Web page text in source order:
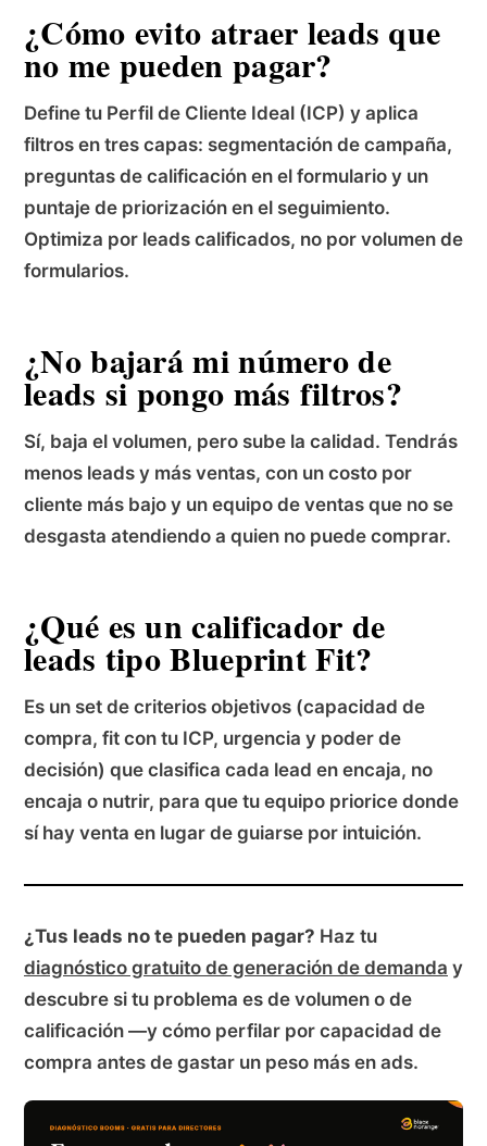
¿Cómo evito atraer leads que
no me pueden pagar?
Define tu Perfil de Cliente Ideal (ICP) y aplica
filtros en tres capas: segmentación de campaña,
preguntas de calificación en el formulario y un
puntaje de priorización en el seguimiento.
Optimiza por leads calificados, no por volumen de
formularios.
¿No bajará mi número de
leads si pongo más filtros?
Sí, baja el volumen, pero sube la calidad. Tendrás
menos leads y más ventas, con un costo por
cliente más bajo y un equipo de ventas que no se
desgasta atendiendo a quien no puede comprar.
¿Qué es un calificador de
leads tipo Blueprint Fit?
Es un set de criterios objetivos (capacidad de
compra, fit con tu ICP, urgencia y poder de
decisión) que clasifica cada lead en encaja, no
encaja o nutrir, para que tu equipo priorice donde
sí hay venta en lugar de guiarse por intuición.
¿Tus leads no te pueden pagar? Haz tu
diagnóstico gratuito de generación de demanda y
descubre si tu problema es de volumen o de
calificación —y cómo perfilar por capacidad de
compra antes de gastar un peso más en ads.